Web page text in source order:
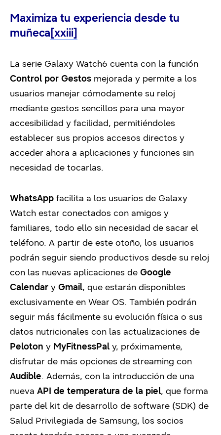
Maximiza tu experiencia desde tu
muñeca[xxiii]
La serie Galaxy Watch6 cuenta con la función
Control por Gestos mejorada y permite a los
usuarios manejar cómodamente su reloj
mediante gestos sencillos para una mayor
accesibilidad y facilidad, permitiéndoles
establecer sus propios accesos directos y
acceder ahora a aplicaciones y funciones sin
necesidad de tocarlas.
WhatsApp facilita a los usuarios de Galaxy
Watch estar conectados con amigos y
familiares, todo ello sin necesidad de sacar el
teléfono. A partir de este otoño, los usuarios
podrán seguir siendo productivos desde su reloj
con las nuevas aplicaciones de Google
Calendar y Gmail, que estarán disponibles
exclusivamente en Wear OS. También podrán
seguir más fácilmente su evolución física o sus
datos nutricionales con las actualizaciones de
Peloton y MyFitnessPal y, próximamente,
disfrutar de más opciones de streaming con
Audible. Además, con la introducción de una
nueva API de temperatura de la piel, que forma
parte del kit de desarrollo de software (SDK) de
Salud Privilegiada de Samsung, los socios